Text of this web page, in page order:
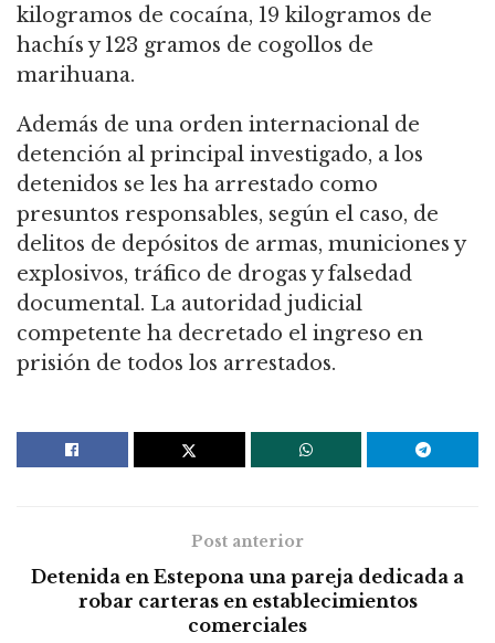
kilogramos de cocaína, 19 kilogramos de
hachís y 123 gramos de cogollos de
marihuana.
Además de una orden internacional de
detención al principal investigado, a los
detenidos se les ha arrestado como
presuntos responsables, según el caso, de
delitos de depósitos de armas, municiones y
explosivos, tráfico de drogas y falsedad
documental. La autoridad judicial
competente ha decretado el ingreso en
prisión de todos los arrestados.
Post anterior
Detenida en Estepona una pareja dedicada a
robar carteras en establecimientos
comerciales